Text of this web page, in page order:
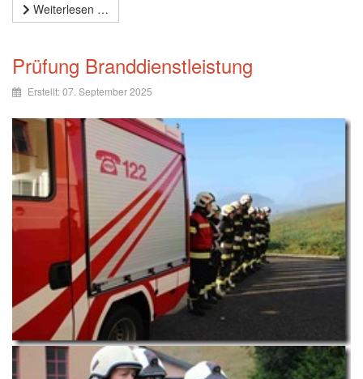
Weiterlesen …
Prüfung Branddienstleistung
Erstellt: 07. September 2025